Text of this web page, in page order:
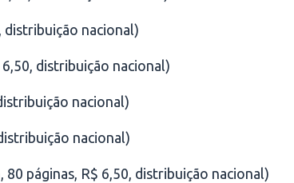
distribuição nacional)
distribuição nacional)
nacional)
nacional)
páginas, R$ 6,50, distribuição nacional)